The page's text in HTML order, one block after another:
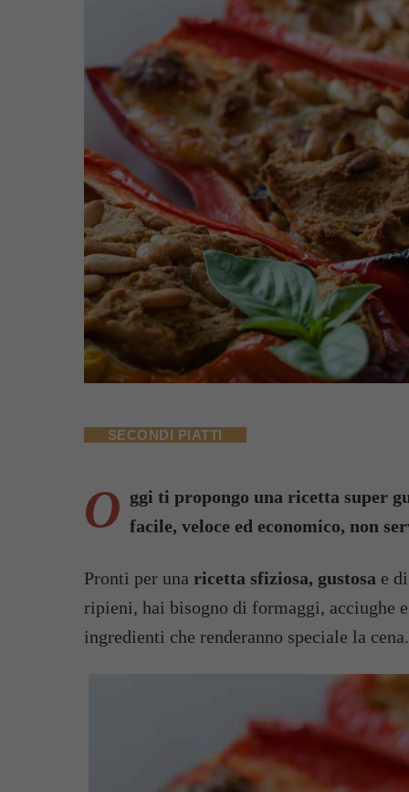
SECONDI PIATTI
O ggi ti propongo una ricetta super
facile, veloce ed economico, non
Pronti per una ricetta sfiziosa, gustosa e
ripieni, hai bisogno di formaggi, acciughe
ingredienti che renderanno speciale la cena.